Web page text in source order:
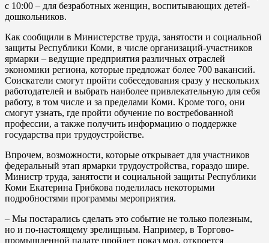
с 10:00 – для безработных женщин, воспитывающих детей-
дошкольников.
Как сообщили в Министерстве труда, занятости и социальной
защиты Республики Коми, в числе организаций-участников
ярмарки – ведущие предприятия различных отраслей
экономики региона, которые предложат более 700 вакансий.
Соискатели смогут пройти собеседования сразу у нескольких
работодателей и выбрать наиболее привлекательную для себя
работу, в том числе и за пределами Коми. Кроме того, они
смогут узнать, где пройти обучение по востребованной
профессии, а также получить информацию о поддержке
государства при трудоустройстве.
Впрочем, возможности, которые открывает для участников
федеральный этап ярмарки трудоустройства, гораздо шире.
Министр труда, занятости и социальной защиты Республики
Коми Екатерина Грибкова поделилась некоторыми
подробностями программы мероприятия.
– Мы постарались сделать это событие не только полезным,
но и по-настоящему зрелищным. Например, в Торгово-
промышленной палате пройдет показ мод, откроется